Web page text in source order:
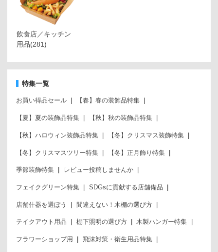
飲食店／キッチン
用品(281)
特集一覧
お買い得品セール 【春】春の装飾品特集
【夏】夏の装飾品特集 【秋】秋の装飾品特集
【秋】ハロウィン装飾品特集 【冬】クリスマス装飾特集
【冬】クリスマスツリー特集 【冬】正月飾り特集
季節装飾特集 レビュー投稿しませんか
フェイクグリーン特集 SDGsに貢献する店舗備品
店舗什器を選ぼう 間違えない！木棚の選び方
テイクアウト用品 棚下照明の選び方 木製ハンガー特集
フラワーショップ用 飛沫対策・衛生用品特集